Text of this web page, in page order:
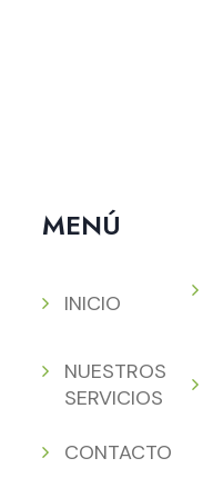
MENÚ
INICIO
NUESTROS
SERVICIOS
CONTACTO